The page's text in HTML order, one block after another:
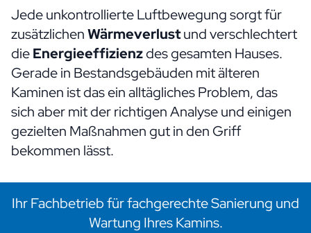
Jede unkontrollierte Luftbewegung sorgt für
zusätzlichenWärmeverlustund verschlechtert
dieEnergieeffizienzdes gesamten Hauses.
Gerade in Bestandsgebäuden mit älteren
Kaminen ist das ein alltägliches Problem, das
sich aber mit der richtigen Analyse und einigen
gezielten Maßnahmen gut in den Griff
bekommen lässt.
Ihr Fachbetrieb für fachgerechte Sanierung und
Wartung Ihres Kamins.